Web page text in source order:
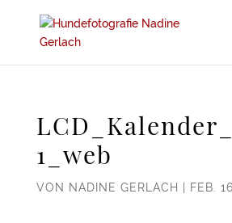
1_web
VON NADINE GERLACH FEB.